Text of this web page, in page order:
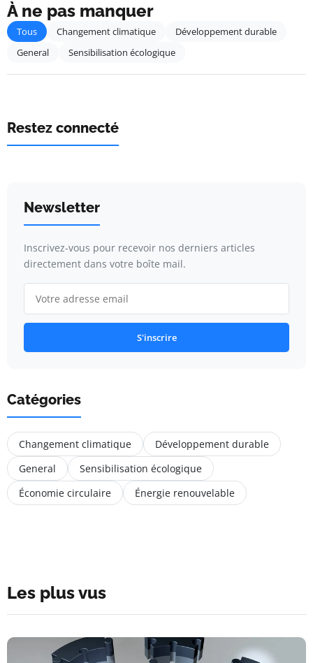
À ne pas manquer
Tous Changement climatique
Développement durable
General
Sensibilisation écologique
Restez connecté
Newsletter
Inscrivez-vous pour recevoir nos derniers articles
directement dans votre boîte mail.
S'inscrire
Catégories
Changement climatique
Développement durable
General
Sensibilisation écologique
Économie circulaire
Énergie renouvelable
Les plus vus